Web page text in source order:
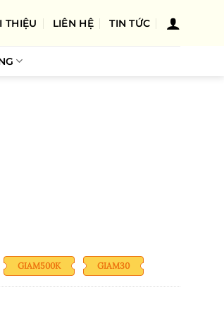
THIỆU LIÊN HỆ TIN TỨC
GIAM500K GIAM30